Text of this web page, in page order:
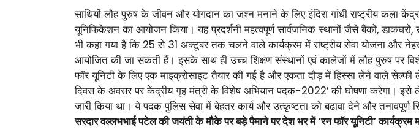
साथियों लौह पुरुष के जीवन और योगदान का जश्न मनाने के लिए इंदिरा गांधी राष्ट्रीय
यूनिफिकेशन का आयोजन किया। यह प्रदर्शनी महत्वपूर्ण सार्वजनिक स्थानों जैसे बैंकों,
भी कहा गया है कि 25 से 31 अक्टूबर तक चलने वाले कार्यक्रम में राष्ट्रीय सेवा योजना और
आयोजित की जा सकती हैं। इसके साथ ही उच्च शिक्षण संस्थानों एवं कालेजों में लौह पुरुष पर
फॉर यूनिटी के लिए एक माइक्रोसाइट तैयार की गई है और एकता दौड़ में हिस्सा लेने वाले
दिवस के अवसर पर केंद्रीय गृह मंत्री के विशेष अभियान पदक-2022′ की घोषणा
जारी किया था। ये पदक पुलिस सेवा में बेहतर कार्य और उत्कृष्टता को बढावा देने और तनावपूर्ण
सरदार वल्लभभाई पटेल की जयंती के मौके पर बड़े पैमाने पर देश भर में ‘रन फॉर यूनिटी’ कार्यक्रम